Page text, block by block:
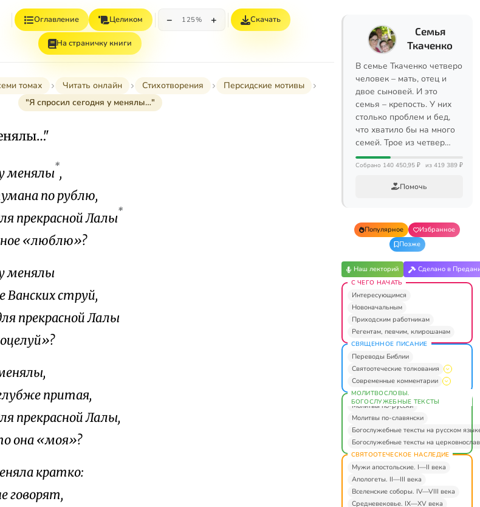
Оглавление Целиком − 125% + Скачать
На страничку книги
томах Читать онлайн Стихотворения
Персидские мотивы
"Я спросил сегодня у менялы…"
менялы*,
по рублю,
прекрасной Лалы*
«люблю»?
менялы
Ванских струй,
прекрасной Лалы
притая,
прекрасной Лалы,
она «моя»?
кратко:
говорят,
Семья
Ткаченко
В семье Ткаченко четверо
человек – мать, отец и
двое сыновей. И это
семья – крепость. У них
столько проблем и бед,
что хватило бы на много
семей. Трое из четвер…
Собрано 140 450,95 ₽ из 419 389 ₽
Помочь
Популярное
Избранное
Позже
Наш лекторий Сделано в
С ЧЕГО НАЧАТЬ
Интересующимся
Новоначальным
Приходским работникам
Регентам, певчим, клирошанам
СВЯЩЕННОЕ ПИСАНИЕ
Переводы Библии
Святоотеческие толкования
Современные комментарии
МОЛИТВОСЛОВЫ.
БОГОСЛУЖЕБНЫЕ ТЕКСТЫ
Молитвы по-русски
Молитвы по-славянски
Богослужебные тексты на русском
Богослужебные тексты на
СВЯТООТЕЧЕСКОЕ НАСЛЕДИЕ
Мужи апостольские. I—II века
Апологеты. II—III века
Вселенские соборы. IV—VIII века
Средневековье. IX—XV века